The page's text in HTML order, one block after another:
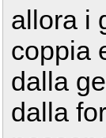
allora i
coppia
dalla
dalla